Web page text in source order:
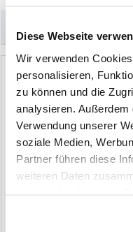
Diese Webseite
Wir verwenden
personalisieren,
zu können und die
analysieren.
Verwendung unserer
soziale Medien,
Partner führen diese
weiteren Daten
Cookies, wenn Sie
Scha lld ä m m pl atte, B itumen